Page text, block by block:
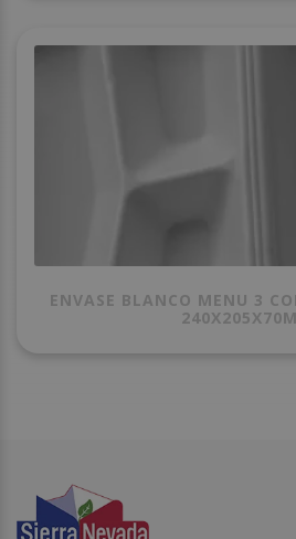
ENVASE BLANCO MENU 3